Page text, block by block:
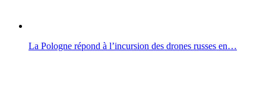
La Pologne répond à l’incursion des drones russes en…